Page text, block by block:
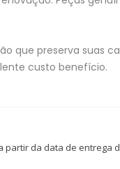
que preserva
custo benefício.
partir da data de entrega